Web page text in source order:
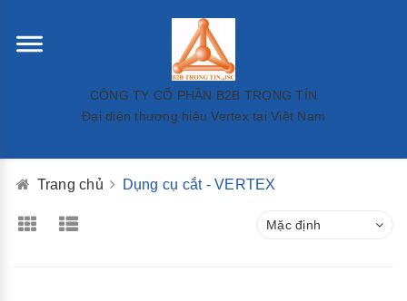
CÔNG TY CỔ PHẦN B2B TRỌNG TÍN
Đại diện thương hiệu Vertex tại Việt Nam
Trang chủ Dụng cụ cắt - VERTEX
Mặc định